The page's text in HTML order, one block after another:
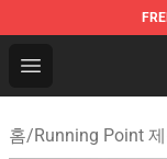
Open menu
Running
홈/Running Point